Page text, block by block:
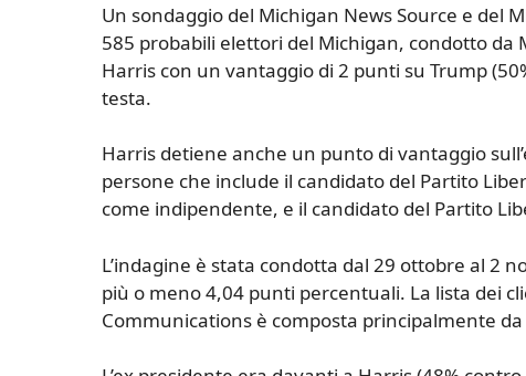
Un sondaggio del Michigan News Source e del
585 probabili elettori del Michigan, condotto
Harris con un vantaggio di 2 punti su Trump
testa.
Harris detiene anche un punto di vantaggio
persone che include il candidato del Partito
come indipendente, e il candidato del Partito
L’indagine è stata condotta dal 29 ottobre al 2
più o meno 4,04 punti percentuali. La lista dei
Communications è composta principalmente